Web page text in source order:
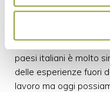
Alessio:Vengo da
vivo anche la vita di
che c’è sempre
paesi italiani è molto
delle esperienze fuori
lavoro ma oggi